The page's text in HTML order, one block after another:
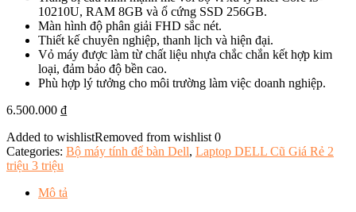
10210U, RAM 8GB và ổ cứng SSD 256GB.
Màn hình độ phân giải FHD sắc nét.
Thiết kế chuyên nghiệp, thanh lịch và hiện đại.
Vỏ máy được làm từ chất liệu nhựa chắc chắn kết hợp kim
loại, đảm bảo độ bền cao.
Phù hợp lý tưởng cho môi trường làm việc doanh nghiệp.
6.500.000 ₫
Added to wishlistRemoved from wishlist 0
Categories: Bộ máy tính để bàn Dell, Laptop DELL Cũ Giá Rẻ 2
triệu 3 triệu
Mô tả